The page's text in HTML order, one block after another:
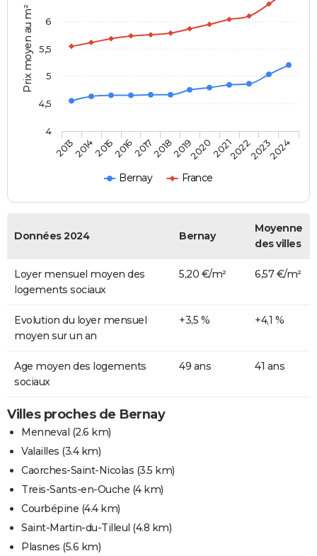
Prix moyen au m²
Bernay France
201320142015201620172018201920202021202220232024
4
4,5
5
5,5
6
Données 2024 Bernay
Moyenne
des villes
Loyer mensuel moyen des
logements sociaux
5,20 €/m² 6,57 €/m²
Evolution du loyer mensuel
moyen sur un an
+3,5 % +4,1 %
Age moyen des logements
sociaux
49 ans 41 ans
Villes proches de Bernay
Menneval (2.6 km)
Valailles (3.4 km)
Caorches-Saint-Nicolas (3.5 km)
Treis-Sants-en-Ouche (4 km)
Courbépine (4.4 km)
Saint-Martin-du-Tilleul (4.8 km)
Plasnes (5.6 km)